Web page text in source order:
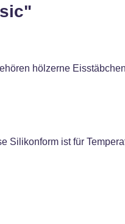
hölzerne
ist für